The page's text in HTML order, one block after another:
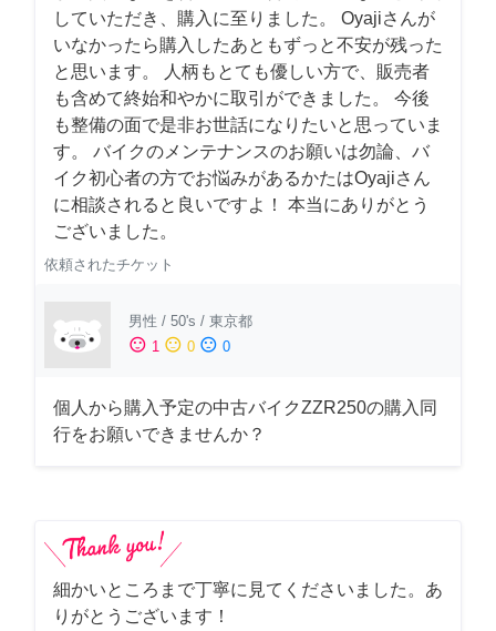
していただき、購入に至りました。 Oyajiさんが
いなかったら購入したあともずっと不安が残った
と思います。 人柄もとても優しい方で、販売者
も含めて終始和やかに取引ができました。 今後
も整備の面で是非お世話になりたいと思っていま
す。 バイクのメンテナンスのお願いは勿論、バ
イク初心者の方でお悩みがあるかたはOyajiさん
に相談されると良いですよ！ 本当にありがとう
ございました。
依頼されたチケット
男性 / 50's / 東京都
sentiment_satisfied 1 sentiment_neutral 0 sentiment_dissatisfied 0
個人から購入予定の中古バイクZZR250の購入同
行をお願いできませんか？
細かいところまで丁寧に見てくださいました。あ
りがとうございます！